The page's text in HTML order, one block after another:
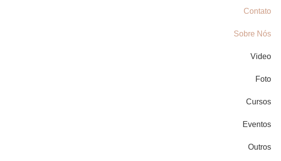
Contato
Sobre Nós
Video
Foto
Cursos
Eventos
Outros